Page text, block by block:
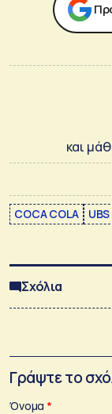
και
COCA COLA UBS
Σχόλια
Γράψτε το
Όνομα